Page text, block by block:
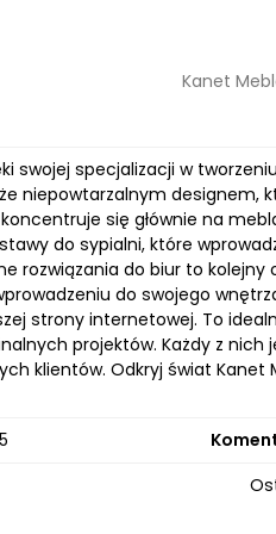
Kanet
swojej specjalizacji w
niepowtarzalnym designem,
się głównie na
do sypialni, które
rozwiązania do biur to kolejny
do swojego
strony internetowej. To
projektów. Każdy z nich
klientów. Odkryj świat Kanet